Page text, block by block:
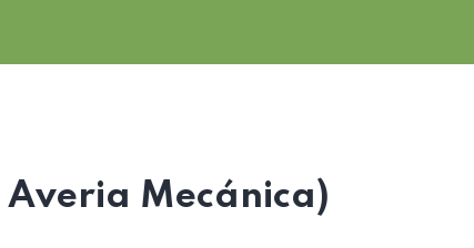
Averia Mecánica)